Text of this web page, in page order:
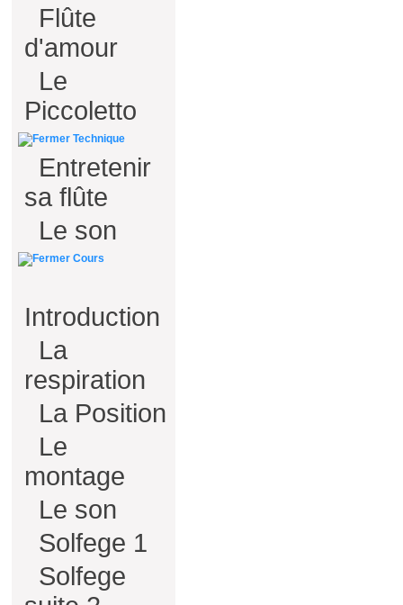
Flûte
d'amour
Le
Piccoletto
Technique
Entretenir
sa flûte
Le son
Cours
Introduction
La
respiration
La Position
Le
montage
Le son
Solfege 1
Solfege